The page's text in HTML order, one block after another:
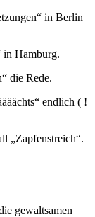
in Berlin
in Hamburg.
die Rede.
endlich ( !
„Zapfenstreich“.
gewaltsamen